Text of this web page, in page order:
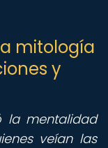
mitología
y
la mentalidad
veían las